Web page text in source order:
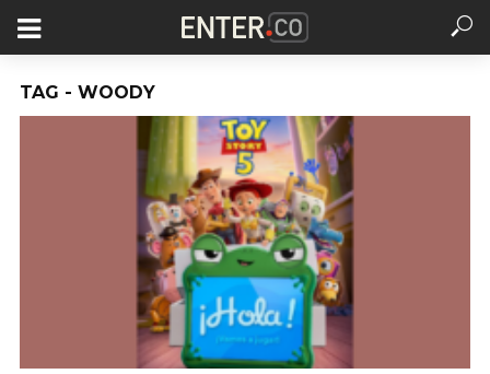
TAG - WOODY